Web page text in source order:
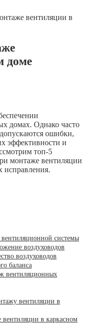
вентиляции в
доме
домах. Однако часто
ошибки,
эффективности и
топ-5
монтаже вентиляции
исправления.
системы
воздуховодов
воздуховодов
баланса
вентиляционных
вентиляции в
в каркасном